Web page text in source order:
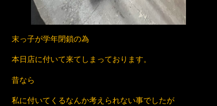
末っ子が学年閉鎖の為
本日店に付いて来てしまっております。
昔なら
私に付いてくるなんか考えられない事でしたが